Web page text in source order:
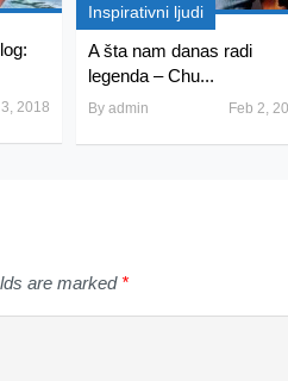
2018
Inspirativni ljudi
A šta nam danas radi
legenda – Chu...
By admin Feb 2,
are marked *